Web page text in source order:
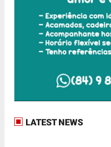
LATEST NEWS